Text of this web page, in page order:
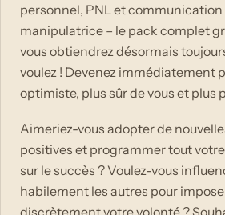
personnel, PNL et communication
manipulatrice – le pack complet
vous obtiendrez désormais
voulez ! Devenez immédiatement
optimiste, plus sûr de vous et plus
Aimeriez-vous adopter de
positives et programmer tout
sur le succès ? Voulez-vous
habilement les autres pour
discrètement votre volonté ?